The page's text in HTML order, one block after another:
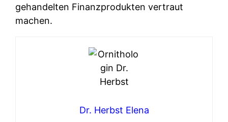
gehandelten Finanzprodukten vertraut
machen.
Dr. Herbst Elena